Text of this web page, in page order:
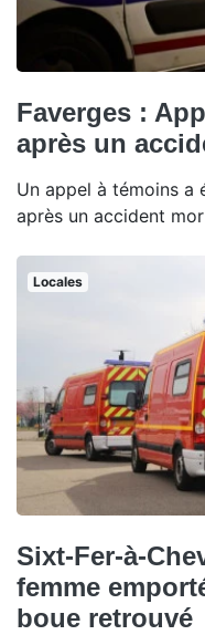
Faverges :
après un
Un appel à témoins a
après un accident
Locales
Sixt-Fer-à-
femme
boue retrouvé